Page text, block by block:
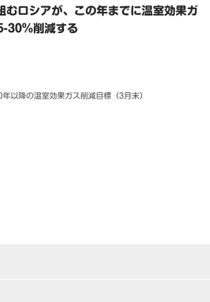
むロシアが、この年までに温室効果ガ
30％削減する
以降の温室効果ガス削減目標（3月末）